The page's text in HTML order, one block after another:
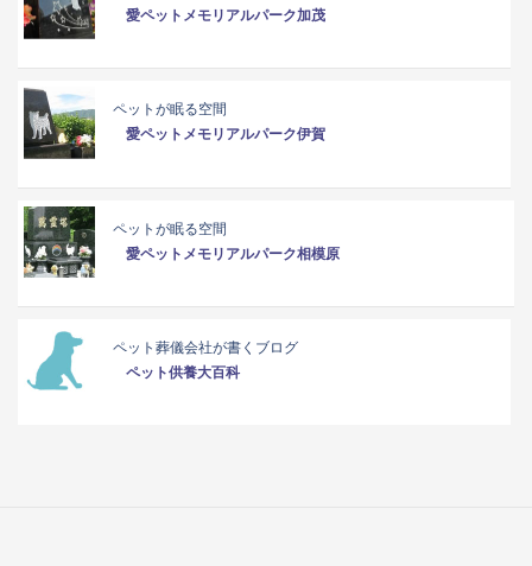
愛ペットメモリアルパーク加茂
ペットが眠る空間
愛ペットメモリアルパーク伊賀
ペットが眠る空間
愛ペットメモリアルパーク相模原
ペット葬儀会社が書くブログ
ペット供養大百科